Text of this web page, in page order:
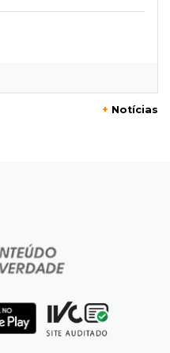
mas fogo
a família ainda
e estar
+ Notícias